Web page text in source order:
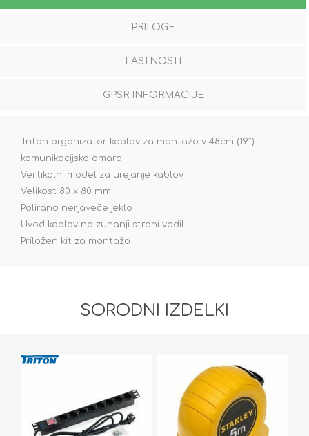
PRILOGE
LASTNOSTI
GPSR INFORMACIJE
Triton organizator kablov za montažo v 48cm (19˝)
komunikacijsko omaro
Vertikalni model za urejanje kablov
Velikost 80 x 80 mm
Polirano nerjaveče jeklo
Uvod kablov na zunanji strani vodil
Priložen kit za montažo
SORODNI IZDELKI